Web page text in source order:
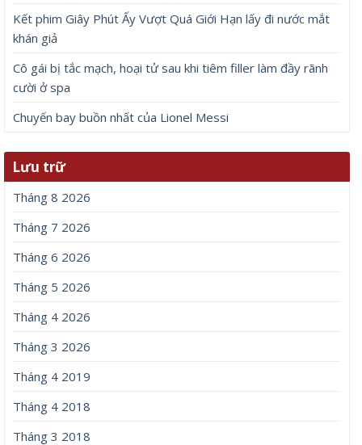
Kết phim Giây Phút Ấy Vượt Quá Giới Hạn lấy đi nước mắt
khán giả
Cô gái bị tắc mạch, hoại tử sau khi tiêm filler làm đầy rãnh
cười ở spa
Chuyến bay buồn nhất của Lionel Messi
Lưu trữ
Tháng 8 2026
Tháng 7 2026
Tháng 6 2026
Tháng 5 2026
Tháng 4 2026
Tháng 3 2026
Tháng 4 2019
Tháng 4 2018
Tháng 3 2018